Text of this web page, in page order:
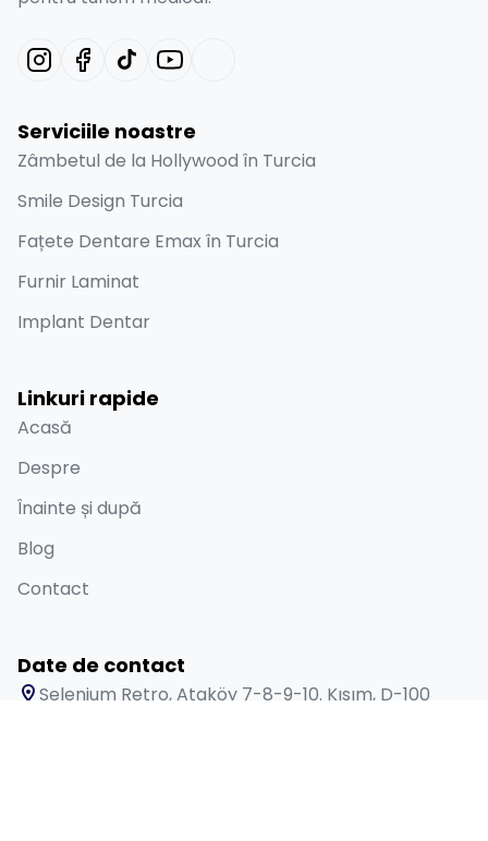
Serviciile noastre
Zâmbetul de la Hollywood în Turcia
Smile Design Turcia
Fațete Dentare Emax în Turcia
Furnir Laminat
Implant Dentar
Linkuri rapide
Acasă
Despre
Înainte și după
Blog
Contact
Date de contact
Selenium Retro, Ataköy 7-8-9-10. Kısım, D-100